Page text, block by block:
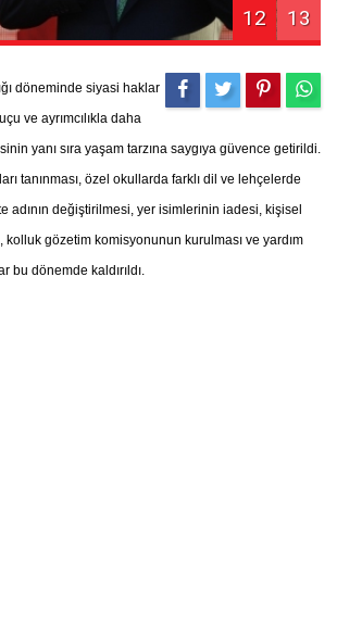
12 13
döneminde siyasi haklar
ve ayrımcılıkla daha
yanı sıra yaşam tarzına saygıya güvence getirildi.
tanınması, özel okullarda farklı dil ve lehçelerde
adının değiştirilmesi, yer isimlerinin iadesi, kişisel
gözetim komisyonunun kurulması ve yardım
bu dönemde kaldırıldı.